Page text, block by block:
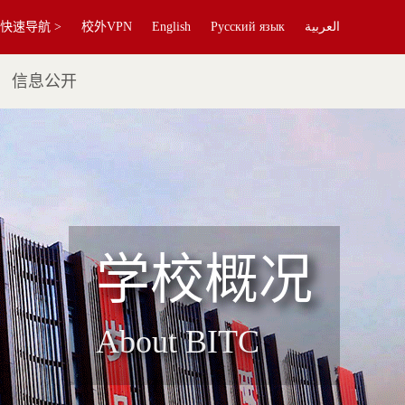
快速导航 > 校外VPN English Русский язык العربية
信息公开
学校概况
About BITC